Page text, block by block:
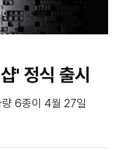
' 정식 출시
량 6종이 4월 27일